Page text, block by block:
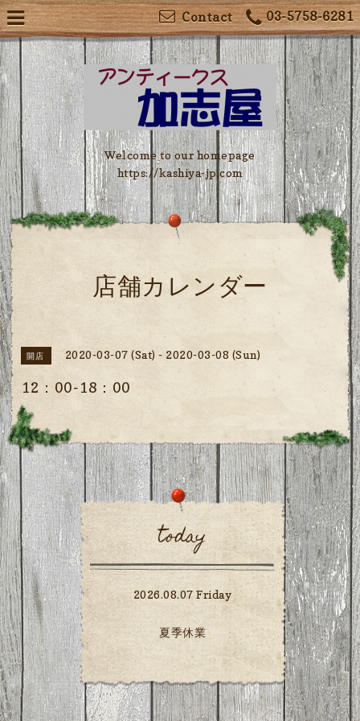
03-5758-6281
Contact
Welcome to our homepage
https://kashiya-jp.com
店舗カレンダー
開店 2020-03-07 (Sat) - 2020-03-08 (Sun)
12：00-18：00
today
2026.08.07 Friday
夏季休業